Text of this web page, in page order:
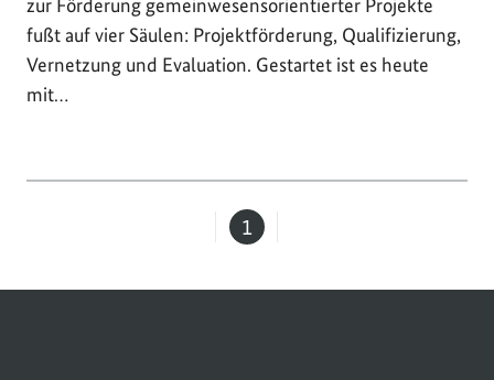
zur Förderung gemeinwesensorientierter Projekte
fußt auf vier Säulen: Projektförderung, Qualifizierung,
Vernetzung und Evaluation. Gestartet ist es heute
mit…
Seite
1